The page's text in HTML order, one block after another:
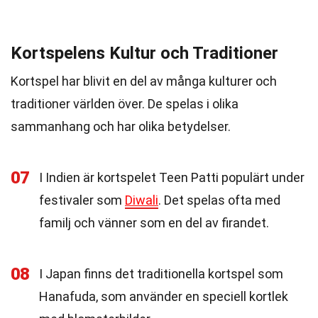
Kortspelens Kultur och Traditioner
Kortspel har blivit en del av många kulturer och
traditioner världen över. De spelas i olika
sammanhang och har olika betydelser.
07
I Indien är kortspelet Teen Patti populärt under
festivaler som Diwali. Det spelas ofta med
familj och vänner som en del av firandet.
08
I Japan finns det traditionella kortspel som
Hanafuda, som använder en speciell kortlek